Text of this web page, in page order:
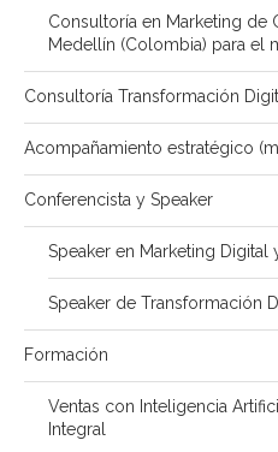
Consultoría en Marketing de
Medellín (Colombia) para el
Consultoría Transformación
Acompañamiento estratégico
Conferencista y Speaker
Speaker en Marketing Digital
Speaker de Transformación
Formación
Ventas con Inteligencia
Integral